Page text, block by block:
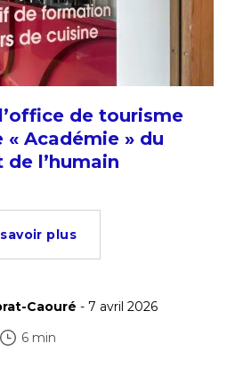
de tourisme
« Académie » du
de l’humain
plus
Caouré - 7 avril 2026
6 min